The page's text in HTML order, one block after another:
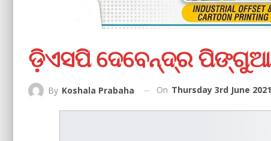
ଡ଼ିଏସପି ଦେବେନ୍ଦ୍ର
By Koshala Prabaha On Thursday 3rd June